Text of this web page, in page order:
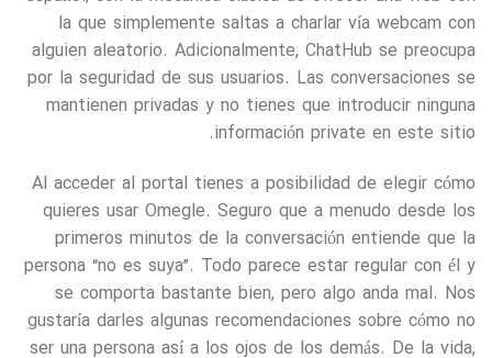
la que simplemente saltas a charlar vía webcam con
alguien aleatorio. Adicionalmente, ChatHub se preocupa
por la seguridad de sus usuarios. Las conversaciones se
mantienen privadas y no tienes que introducir ninguna
información private en este sitio.
Al acceder al portal tienes a posibilidad de elegir cómo
quieres usar Omegle. Seguro que a menudo desde los
primeros minutos de la conversación entiende que la
persona “no es suya”. Todo parece estar regular con él y
se comporta bastante bien, pero algo anda mal. Nos
gustaría darles algunas recomendaciones sobre cómo no
ser una persona así a los ojos de los demás. De la vida,